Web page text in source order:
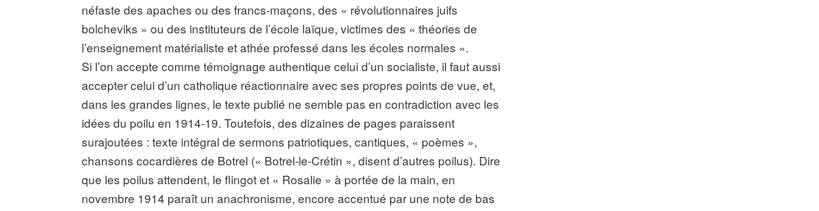
néfaste des apaches ou des francs-maçons, des « révolutionnaires juifs
bolcheviks » ou des instituteurs de l’école laïque, victimes des « théories de
l’enseignement matérialiste et athée professé dans les écoles normales ».
Si l’on accepte comme témoignage authentique celui d’un socialiste, il faut aussi
accepter celui d’un catholique réactionnaire avec ses propres points de vue, et,
dans les grandes lignes, le texte publié ne semble pas en contradiction avec les
idées du poilu en 1914-19. Toutefois, des dizaines de pages paraissent
surajoutées : texte intégral de sermons patriotiques, cantiques, « poèmes »,
chansons cocardières de Botrel (« Botrel-le-Crétin », disent d’autres poilus). Dire
que les poilus attendent, le flingot et « Rosalie » à portée de la main, en
novembre 1914 paraît un anachronisme, encore accentué par une note de bas